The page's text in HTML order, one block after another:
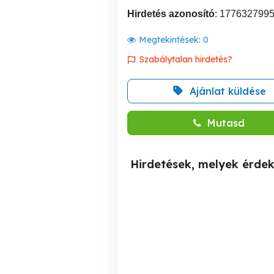
Hirdetés azonosító: 1776327995
Megtekintések: 0
Szabálytalan hirdetés?
Ajánlat küldése
Mutasd
Hirdetések, melyek